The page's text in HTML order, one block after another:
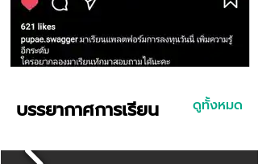
บรรยากาศการเรียน ดูทั้งหมด